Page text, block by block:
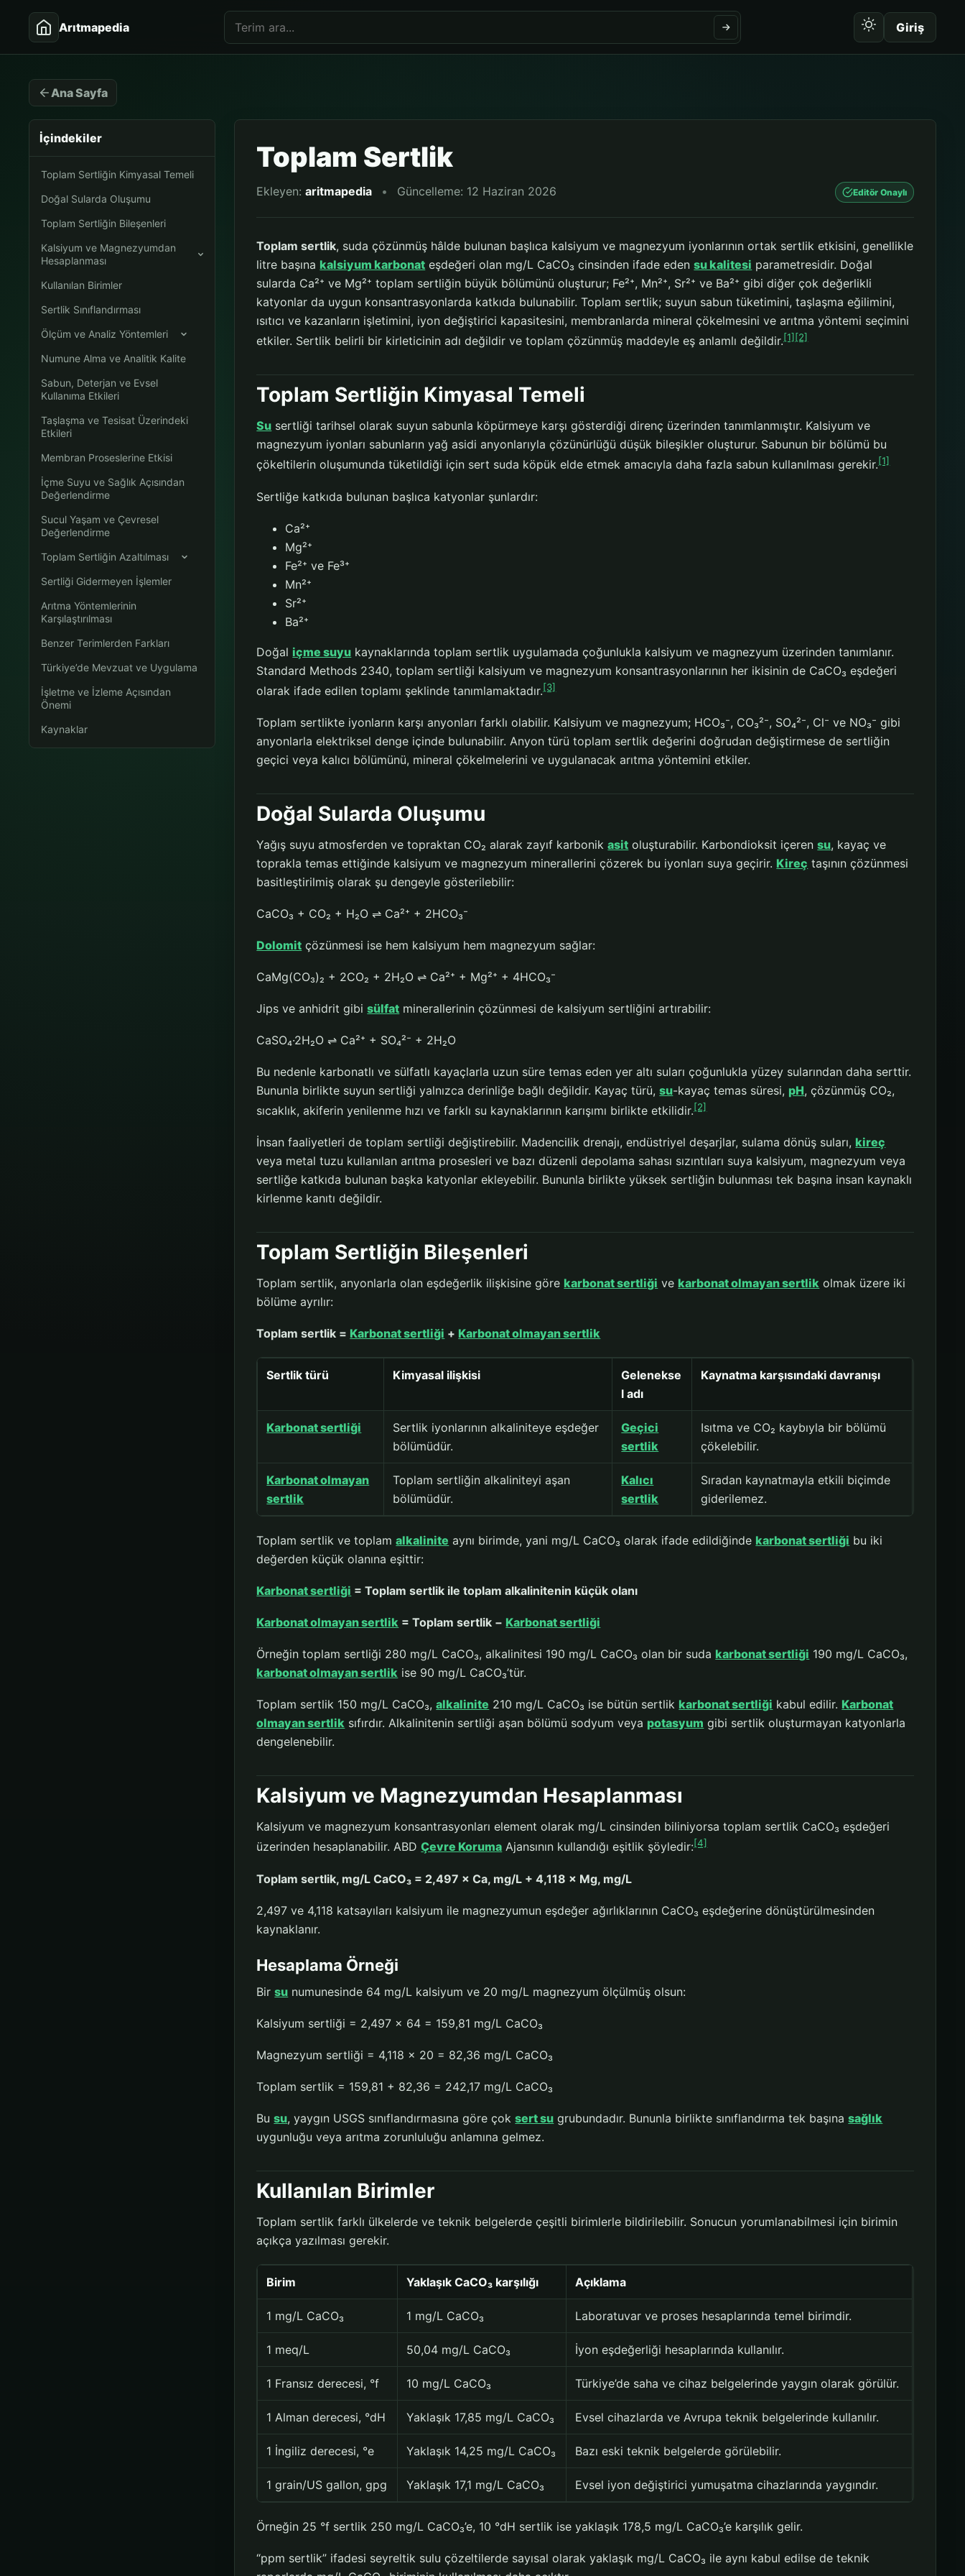
Arıtmapedia Giriş
Ana Sayfa
İçindekiler
Toplam Sertliğin Kimyasal Temeli
Doğal Sularda Oluşumu
Toplam Sertliğin Bileşenleri
Kalsiyum ve Magnezyumdan
Hesaplanması
Kullanılan Birimler
Sertlik Sınıflandırması
Ölçüm ve Analiz Yöntemleri
Numune Alma ve Analitik Kalite
Sabun, Deterjan ve Evsel
Kullanıma Etkileri
Taşlaşma ve Tesisat Üzerindeki
Etkileri
Membran Proseslerine Etkisi
İçme Suyu ve Sağlık Açısından
Değerlendirme
Sucul Yaşam ve Çevresel
Değerlendirme
Toplam Sertliğin Azaltılması
Sertliği Gidermeyen İşlemler
Arıtma Yöntemlerinin
Karşılaştırılması
Benzer Terimlerden Farkları
Türkiye’de Mevzuat ve Uygulama
İşletme ve İzleme Açısından
Önemi
Kaynaklar
Toplam Sertlik
Ekleyen:aritmapedia • Güncelleme: 12 Haziran 2026 Editör Onaylı
Toplam sertlik, suda çözünmüş hâlde bulunan başlıca kalsiyum ve magnezyum iyonlarının ortak sertlik etkisini, genellikle
litre başına kalsiyum karbonat eşdeğeri olan mg/L CaCO₃ cinsinden ifade edensu kalitesi parametresidir. Doğal
sularda Ca²⁺ ve Mg²⁺ toplam sertliğin büyük bölümünü oluşturur; Fe²⁺, Mn²⁺, Sr²⁺ ve Ba²⁺ gibi diğer çok değerlikli
katyonlar da uygun konsantrasyonlarda katkıda bulunabilir. Toplam sertlik; suyun sabun tüketimini, taşlaşma eğilimini,
ısıtıcı ve kazanların işletimini, iyon değiştirici kapasitesini, membranlarda mineral çökelmesini ve arıtma yöntemi seçimini
etkiler. Sertlik belirli bir kirleticinin adı değildir ve toplam çözünmüş maddeyle eş anlamlı değildir.[1] [2]
Toplam Sertliğin Kimyasal Temeli
Su sertliği tarihsel olarak suyun sabunla köpürmeye karşı gösterdiği direnç üzerinden tanımlanmıştır. Kalsiyum ve
magnezyum iyonları sabunların yağ asidi anyonlarıyla çözünürlüğü düşük bileşikler oluşturur. Sabunun bir bölümü bu
çökeltilerin oluşumunda tüketildiği için sert suda köpük elde etmek amacıyla daha fazla sabun kullanılması gerekir.[1]
Sertliğe katkıda bulunan başlıca katyonlar şunlardır:
Ca²⁺
Mg²⁺
Fe²⁺ ve Fe³⁺
Mn²⁺
Sr²⁺
Ba²⁺
Doğal içme suyu kaynaklarında toplam sertlik uygulamada çoğunlukla kalsiyum ve magnezyum üzerinden tanımlanır.
Standard Methods 2340, toplam sertliği kalsiyum ve magnezyum konsantrasyonlarının her ikisinin de CaCO₃ eşdeğeri
olarak ifade edilen toplamı şeklinde tanımlamaktadır.[3]
Toplam sertlikte iyonların karşı anyonları farklı olabilir. Kalsiyum ve magnezyum; HCO₃⁻, CO₃²⁻, SO₄²⁻, Cl⁻ ve NO₃⁻ gibi
anyonlarla elektriksel denge içinde bulunabilir. Anyon türü toplam sertlik değerini doğrudan değiştirmese de sertliğin
geçici veya kalıcı bölümünü, mineral çökelmelerini ve uygulanacak arıtma yöntemini etkiler.
Doğal Sularda Oluşumu
Yağış suyu atmosferden ve topraktan CO₂ alarak zayıf karbonikasit oluşturabilir. Karbondioksit içerensu, kayaç ve
toprakla temas ettiğinde kalsiyum ve magnezyum minerallerini çözerek bu iyonları suya geçirir. Kireç taşının çözünmesi
basitleştirilmiş olarak şu dengeyle gösterilebilir:
CaCO₃ + CO₂ + H₂O ⇌ Ca²⁺ + 2HCO₃⁻
Dolomit çözünmesi ise hem kalsiyum hem magnezyum sağlar:
CaMg(CO₃)₂ + 2CO₂ + 2H₂O ⇌ Ca²⁺ + Mg²⁺ + 4HCO₃⁻
Jips ve anhidrit gibisülfat minerallerinin çözünmesi de kalsiyum sertliğini artırabilir:
CaSO₄·2H₂O ⇌ Ca²⁺ + SO₄²⁻ + 2H₂O
Bu nedenle karbonatlı ve sülfatlı kayaçlarla uzun süre temas eden yer altı suları çoğunlukla yüzey sularından daha serttir.
Bununla birlikte suyun sertliği yalnızca derinliğe bağlı değildir. Kayaç türü,su-kayaç temas süresi, pH, çözünmüş CO₂,
sıcaklık, akiferin yenilenme hızı ve farklı su kaynaklarının karışımı birlikte etkilidir.[2]
İnsan faaliyetleri de toplam sertliği değiştirebilir. Madencilik drenajı, endüstriyel deşarjlar, sulama dönüş suları, kireç
veya metal tuzu kullanılan arıtma prosesleri ve bazı düzenli depolama sahası sızıntıları suya kalsiyum, magnezyum veya
sertliğe katkıda bulunan başka katyonlar ekleyebilir. Bununla birlikte yüksek sertliğin bulunması tek başına insan kaynaklı
kirlenme kanıtı değildir.
Toplam Sertliğin Bileşenleri
Toplam sertlik, anyonlarla olan eşdeğerlik ilişkisine göre karbonat sertliği ve karbonat olmayan sertlik olmak üzere iki
bölüme ayrılır:
Toplam sertlik = Karbonat sertliği + Karbonat olmayan sertlik
Sertlik türü Kimyasal ilişkisi
Gelenekse
l adı
Kaynatma karşısındaki davranışı
Karbonat sertliği
Sertlik iyonlarının alkaliniteye eşdeğer
bölümüdür.
Geçici
sertlik
Isıtma ve CO₂ kaybıyla bir bölümü
çökelebilir.
Karbonat olmayan
sertlik
Toplam sertliğin alkaliniteyi aşan
bölümüdür.
Kalıcı
sertlik
Sıradan kaynatmayla etkili biçimde
giderilemez.
Toplam sertlik ve toplamalkalinite aynı birimde, yani mg/L CaCO₃ olarak ifade edildiğinde karbonat sertliği bu iki
değerden küçük olanına eşittir:
Karbonat sertliği = Toplam sertlik ile toplam alkalinitenin küçük olanı
Karbonat olmayan sertlik = Toplam sertlik − Karbonat sertliği
Örneğin toplam sertliği 280 mg/L CaCO₃, alkalinitesi 190 mg/L CaCO₃ olan bir suda karbonat sertliği 190 mg/L CaCO₃,
karbonat olmayan sertlik ise 90 mg/L CaCO₃’tür.
Toplam sertlik 150 mg/L CaCO₃,alkalinite 210 mg/L CaCO₃ ise bütün sertlik karbonat sertliği kabul edilir. Karbonat
olmayan sertlik sıfırdır. Alkalinitenin sertliği aşan bölümü sodyum veya potasyum gibi sertlik oluşturmayan katyonlarla
dengelenebilir.
Kalsiyum ve Magnezyumdan Hesaplanması
Kalsiyum ve magnezyum konsantrasyonları element olarak mg/L cinsinden biliniyorsa toplam sertlik CaCO₃ eşdeğeri
üzerinden hesaplanabilir. ABDÇevre Koruma Ajansının kullandığı eşitlik şöyledir:[4]
Toplam sertlik, mg/L CaCO₃ = 2,497 × Ca, mg/L + 4,118 × Mg, mg/L
2,497 ve 4,118 katsayıları kalsiyum ile magnezyumun eşdeğer ağırlıklarının CaCO₃ eşdeğerine dönüştürülmesinden
kaynaklanır.
Hesaplama Örneği
Birsu numunesinde 64 mg/L kalsiyum ve 20 mg/L magnezyum ölçülmüş olsun:
Kalsiyum sertliği = 2,497 × 64 = 159,81 mg/L CaCO₃
Magnezyum sertliği = 4,118 × 20 = 82,36 mg/L CaCO₃
Toplam sertlik = 159,81 + 82,36 = 242,17 mg/L CaCO₃
Busu, yaygın USGS sınıflandırmasına göre çoksert su grubundadır. Bununla birlikte sınıflandırma tek başınasağlık
uygunluğu veya arıtma zorunluluğu anlamına gelmez.
Kullanılan Birimler
Toplam sertlik farklı ülkelerde ve teknik belgelerde çeşitli birimlerle bildirilebilir. Sonucun yorumlanabilmesi için birimin
açıkça yazılması gerekir.
Birim Yaklaşık CaCO₃ karşılığı Açıklama
1 mg/L CaCO₃ 1 mg/L CaCO₃ Laboratuvar ve proses hesaplarında temel birimdir.
1 meq/L 50,04 mg/L CaCO₃ İyon eşdeğerliği hesaplarında kullanılır.
1 Fransız derecesi, °f 10 mg/L CaCO₃ Türkiye’de saha ve cihaz belgelerinde yaygın olarak görülür.
1 Alman derecesi, °dH Yaklaşık 17,85 mg/L CaCO₃ Evsel cihazlarda ve Avrupa teknik belgelerinde kullanılır.
1 İngiliz derecesi, °e Yaklaşık 14,25 mg/L CaCO₃ Bazı eski teknik belgelerde görülebilir.
1 grain/US gallon, gpg Yaklaşık 17,1 mg/L CaCO₃ Evsel iyon değiştirici yumuşatma cihazlarında yaygındır.
Örneğin 25 °f sertlik 250 mg/L CaCO₃’e, 10 °dH sertlik ise yaklaşık 178,5 mg/L CaCO₃’e karşılık gelir.
“ppm sertlik” ifadesi seyreltik sulu çözeltilerde sayısal olarak yaklaşık mg/L CaCO₃ ile aynı kabul edilse de teknik